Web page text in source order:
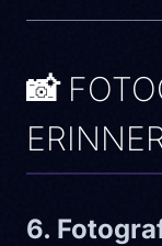
📸
6.